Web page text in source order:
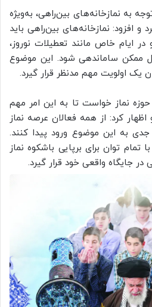
به نمازخانه‌های بین‌راهی، به‌ویژه
و افزود: نمازخانه‌های بین‌راهی باید
در ایام خاص مانند تعطیلات نوروز،
ممکن ساماندهی شود. این موضوع
یک اولویت مهم مدنظر قرار گیرد.
نماز خواست تا به این امر مهم
کرد: از همه فعالان عرصه نماز
به این موضوع ورود پیدا کنند.
تمام توان برای برپایی باشکوه نماز
جایگاه واقعی خود قرار گیرد.